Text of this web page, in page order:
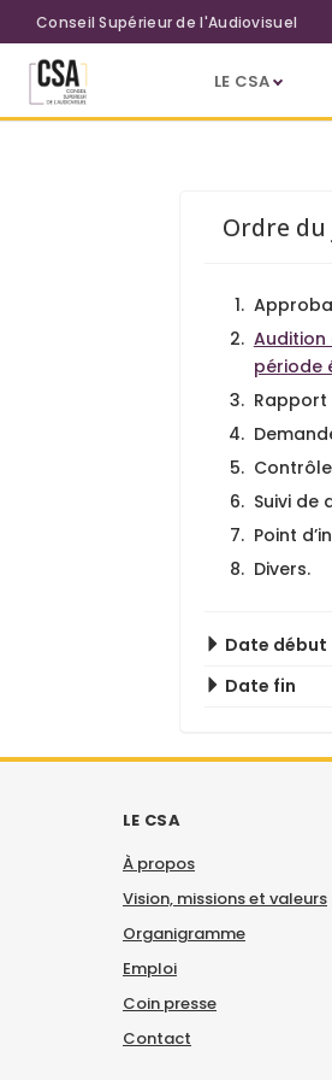
Aller au contenu principal
Conseil Supérieur de l'Audiovisuel
LE CSA
Collège
Ordre
Audition
période
Rapport
Suivi de
Point
Divers.
Date début
Date fin
LE CSA
À propos
Vision, missions et valeurs
Organigramme
Emploi
Coin presse
Contact